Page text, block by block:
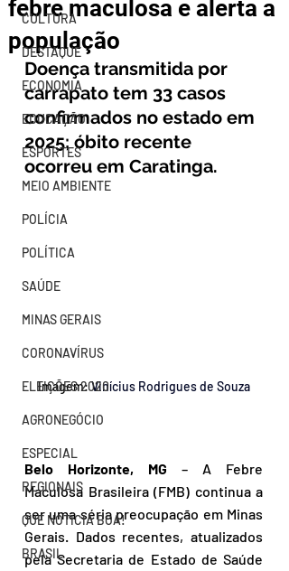
CULTURA
DESTAQUE
ECONOMIA
EDUCAÇÃO
ESPORTES
MEIO AMBIENTE
POLÍCIA
POLÍTICA
SAÚDE
MINAS GERAIS
CORONAVÍRUS
ELEIÇÕES 2020
AGRONEGÓCIO
ESPECIAL
REGIONAIS
QUE NOTÍCIA BOA!
BRASIL
febre maculosa e alerta a
população
Doença transmitida por
carrapato tem 33 casos
confirmados no estado em
2025; óbito recente
ocorreu em Caratinga.
Imagem: Vinícius Rodrigues de Souza
Belo Horizonte, MG – A Febre
Maculosa Brasileira (FMB) continua a
ser uma séria preocupação em Minas
Gerais. Dados recentes, atualizados
pela Secretaria de Estado de Saúde